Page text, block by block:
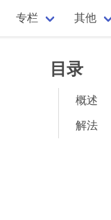
专栏 其他
目录
概述
解法